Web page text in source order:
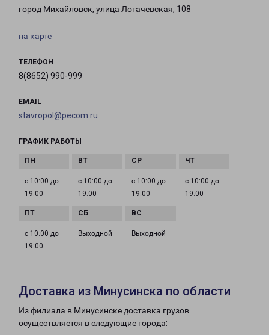
город Михайловск, улица Логачевская, 108
на карте
ТЕЛЕФОН
8(8652) 990-999
EMAIL
stavropol@pecom.ru
ГРАФИК РАБОТЫ
с 10:00 до
19:00
с 10:00 до
19:00
с 10:00 до
19:00
с 10:00 до
19:00
с 10:00 до
19:00
Выходной Выходной
Доставка из Минусинска по области
Из филиала в Минусинске доставка грузов
осуществляется в следующие города: